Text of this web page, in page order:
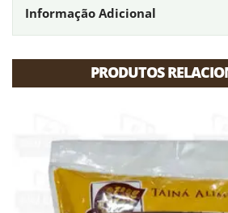
Informação Adicional
PRODUTOS